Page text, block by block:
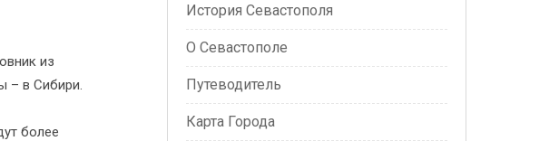
из
– в Сибири.
более
История Севастополя
О Севастополе
Путеводитель
Карта Города